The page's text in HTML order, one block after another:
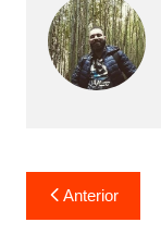
a
Anterior